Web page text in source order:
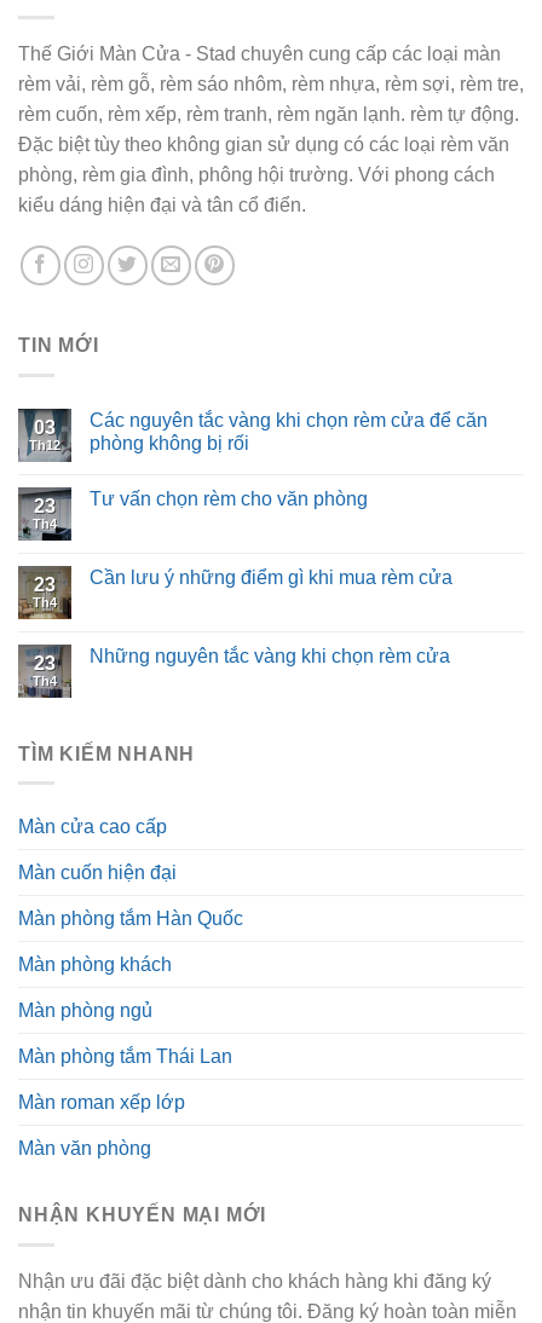
Thế Giới Màn Cửa - Stad chuyên cung cấp các loại màn
rèm vải, rèm gỗ, rèm sáo nhôm, rèm nhựa, rèm sợi, rèm tre,
rèm cuốn, rèm xếp, rèm tranh, rèm ngăn lạnh. rèm tự động.
Đặc biệt tùy theo không gian sử dụng có các loại rèm văn
phòng, rèm gia đình, phông hội trường. Với phong cách
kiểu dáng hiện đại và tân cổ điển.
TIN MỚI
03
Th12
Các nguyên tắc vàng khi chọn rèm cửa để căn
phòng không bị rối
23
Th4
Tư vấn chọn rèm cho văn phòng
23
Th4
Cần lưu ý những điểm gì khi mua rèm cửa
23
Th4
Những nguyên tắc vàng khi chọn rèm cửa
TÌM KIẾM NHANH
Màn cửa cao cấp
Màn cuốn hiện đại
Màn phòng tắm Hàn Quốc
Màn phòng khách
Màn phòng ngủ
Màn phòng tắm Thái Lan
Màn roman xếp lớp
Màn văn phòng
NHẬN KHUYẾN MẠI MỚI
Nhận ưu đãi đặc biệt dành cho khách hàng khi đăng ký
nhận tin khuyến mãi từ chúng tôi. Đăng ký hoàn toàn miễn